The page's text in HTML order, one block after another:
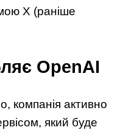
X (раніше
OpenAI
компанія активно
який буде